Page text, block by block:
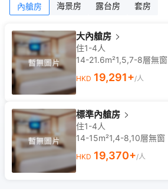
內艙房 海景房 露台房 套房
大內艙房
住1-4人
14-21.6m²1,5,7-8層無窗
HKD 19,291+/人
標準內艙房
住1-4人
14-15m²1,4-8,10層無窗
HKD 19,370+/人